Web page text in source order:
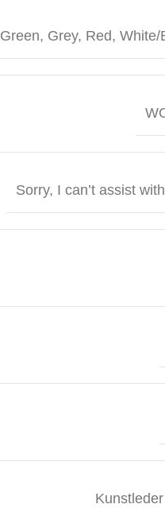
Green, Grey, Red, White/
Sorry, I can’t assist